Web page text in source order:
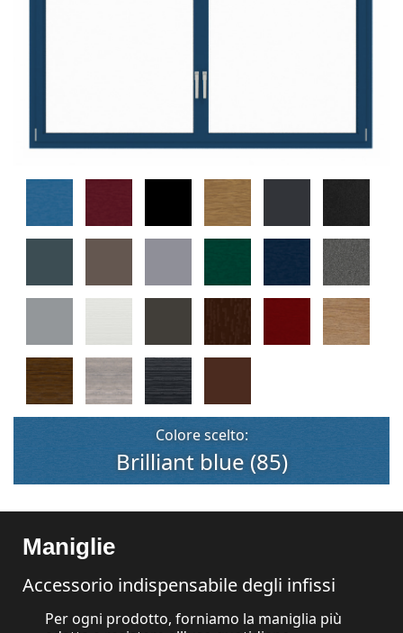
Colore scelto:
Brilliant blue (85)
Maniglie
Accessorio indispensabile degli infissi
Per ogni prodotto, forniamo la maniglia più